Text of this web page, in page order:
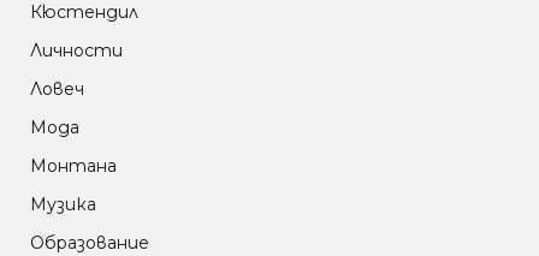
Кюстендил
Личности
Ловеч
Мода
Монтана
Музика
Образование